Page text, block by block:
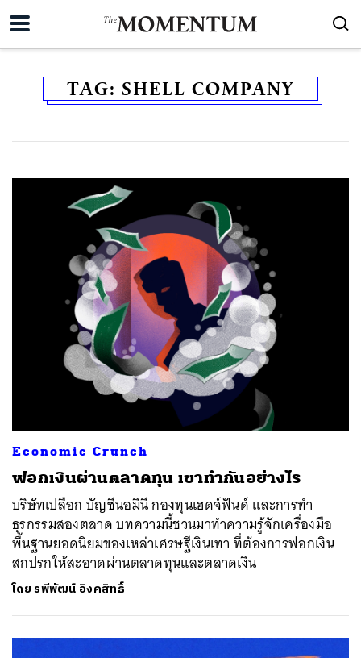
TAG: SHELL COMPANY
Economic Crunch
ฟอกเงินผ่านตลาดทุน เขาทำกันอย่างไร
บริษัทเปลือก บัญชีนอมินี กองทุนเฮดจ์ฟันด์ และการทำ
ธุรกรรมสองตลาด บทความนี้ชวนมาทำความรู้จักเครื่องมือ
พื้นฐานยอดนิยมของเหล่าเศรษฐีเงินเทา ที่ต้องการฟอกเงิน
สกปรกให้สะอาดผ่านตลาดทุนและตลาดเงิน
โดย รพีพัฒน์ อิงคสิทธิ์